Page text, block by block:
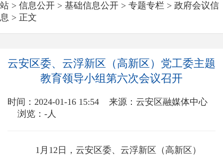
站 > 信息公开 > 基础信息公开 > 专题专栏 > 政府会议信
息 > 正文
云安区委、云浮新区（高新区）党工委主题
教育领导小组第六次会议召开
时间：2024-01-16 15:54
来源：云安区融媒体中心
浏览： -人
1月12日，云安区委、云浮新区（高新区）